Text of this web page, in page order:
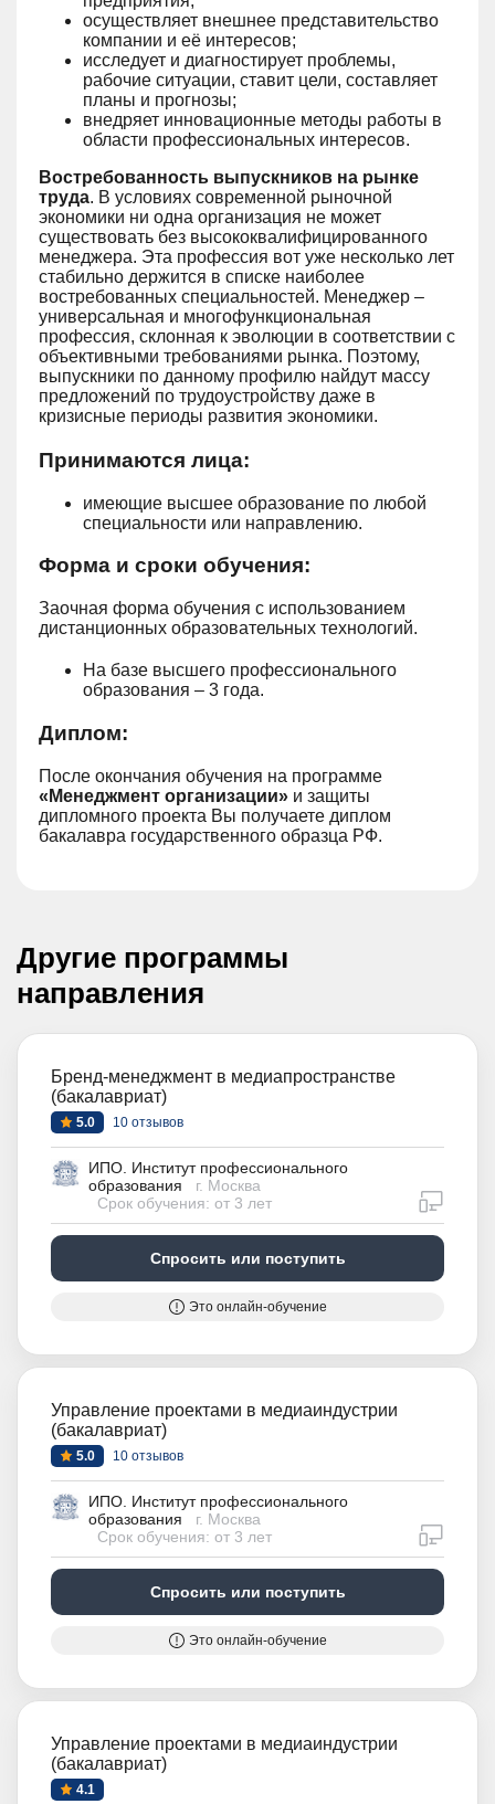
осуществляет внешнее представительство
компании и её интересов;
исследует и диагностирует проблемы,
рабочие ситуации, ставит цели, составляет
планы и прогнозы;
внедряет инновационные методы работы в
области профессиональных интересов.
Востребованность выпускников на рынке
труда. В условиях современной рыночной
экономики ни одна организация не может
существовать без высококвалифицированного
менеджера. Эта профессия вот уже несколько лет
стабильно держится в списке наиболее
востребованных специальностей. Менеджер –
универсальная и многофункциональная
профессия, склонная к эволюции в соответствии с
объективными требованиями рынка. Поэтому,
выпускники по данному профилю найдут массу
предложений по трудоустройству даже в
кризисные периоды развития экономики.
Принимаются лица:
имеющие высшее образование по любой
специальности или направлению.
Форма и сроки обучения:
Заочная форма обучения с использованием
дистанционных образовательных технологий.
На базе высшего профессионального
образования – 3 года.
Диплом:
После окончания обучения на программе
«Менеджмент организации» и защиты
дипломного проекта Вы получаете диплом
бакалавра государственного образца РФ.
Другие программы
направления
Бренд-менеджмент в медиапространстве
(бакалавриат)
5.0 10 отзывов
ИПО. Институт профессионального
образования
г. Москва
Срок обучения: от 3 лет
Спросить или поступить
Это онлайн-обучение
Управление проектами в медиаиндустрии
(бакалавриат)
5.0 10 отзывов
ИПО. Институт профессионального
образования
г. Москва
Срок обучения: от 3 лет
Спросить или поступить
Это онлайн-обучение
Управление проектами в медиаиндустрии
(бакалавриат)
4.1